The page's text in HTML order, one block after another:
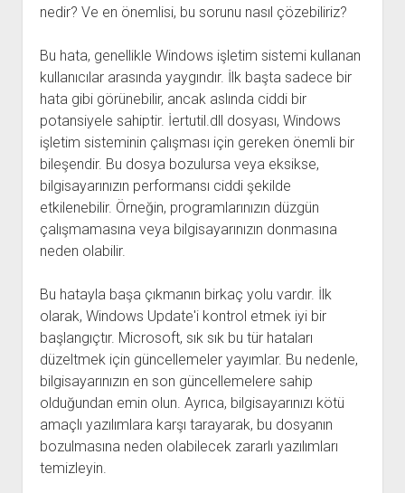
nedir? Ve en önemlisi, bu sorunu nasıl çözebiliriz?
Bu hata, genellikle Windows işletim sistemi kullanan
kullanıcılar arasında yaygındır. İlk başta sadece bir
hata gibi görünebilir, ancak aslında ciddi bir
potansiyele sahiptir. İertutil.dll dosyası, Windows
işletim sisteminin çalışması için gereken önemli bir
bileşendir. Bu dosya bozulursa veya eksikse,
bilgisayarınızın performansı ciddi şekilde
etkilenebilir. Örneğin, programlarınızın düzgün
çalışmamasına veya bilgisayarınızın donmasına
neden olabilir.
Bu hatayla başa çıkmanın birkaç yolu vardır. İlk
olarak, Windows Update'i kontrol etmek iyi bir
başlangıçtır. Microsoft, sık sık bu tür hataları
düzeltmek için güncellemeler yayımlar. Bu nedenle,
bilgisayarınızın en son güncellemelere sahip
olduğundan emin olun. Ayrıca, bilgisayarınızı kötü
amaçlı yazılımlara karşı tarayarak, bu dosyanın
bozulmasına neden olabilecek zararlı yazılımları
temizleyin.